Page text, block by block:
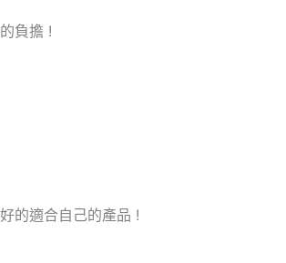
負擔 !
的適合自己的產品 !